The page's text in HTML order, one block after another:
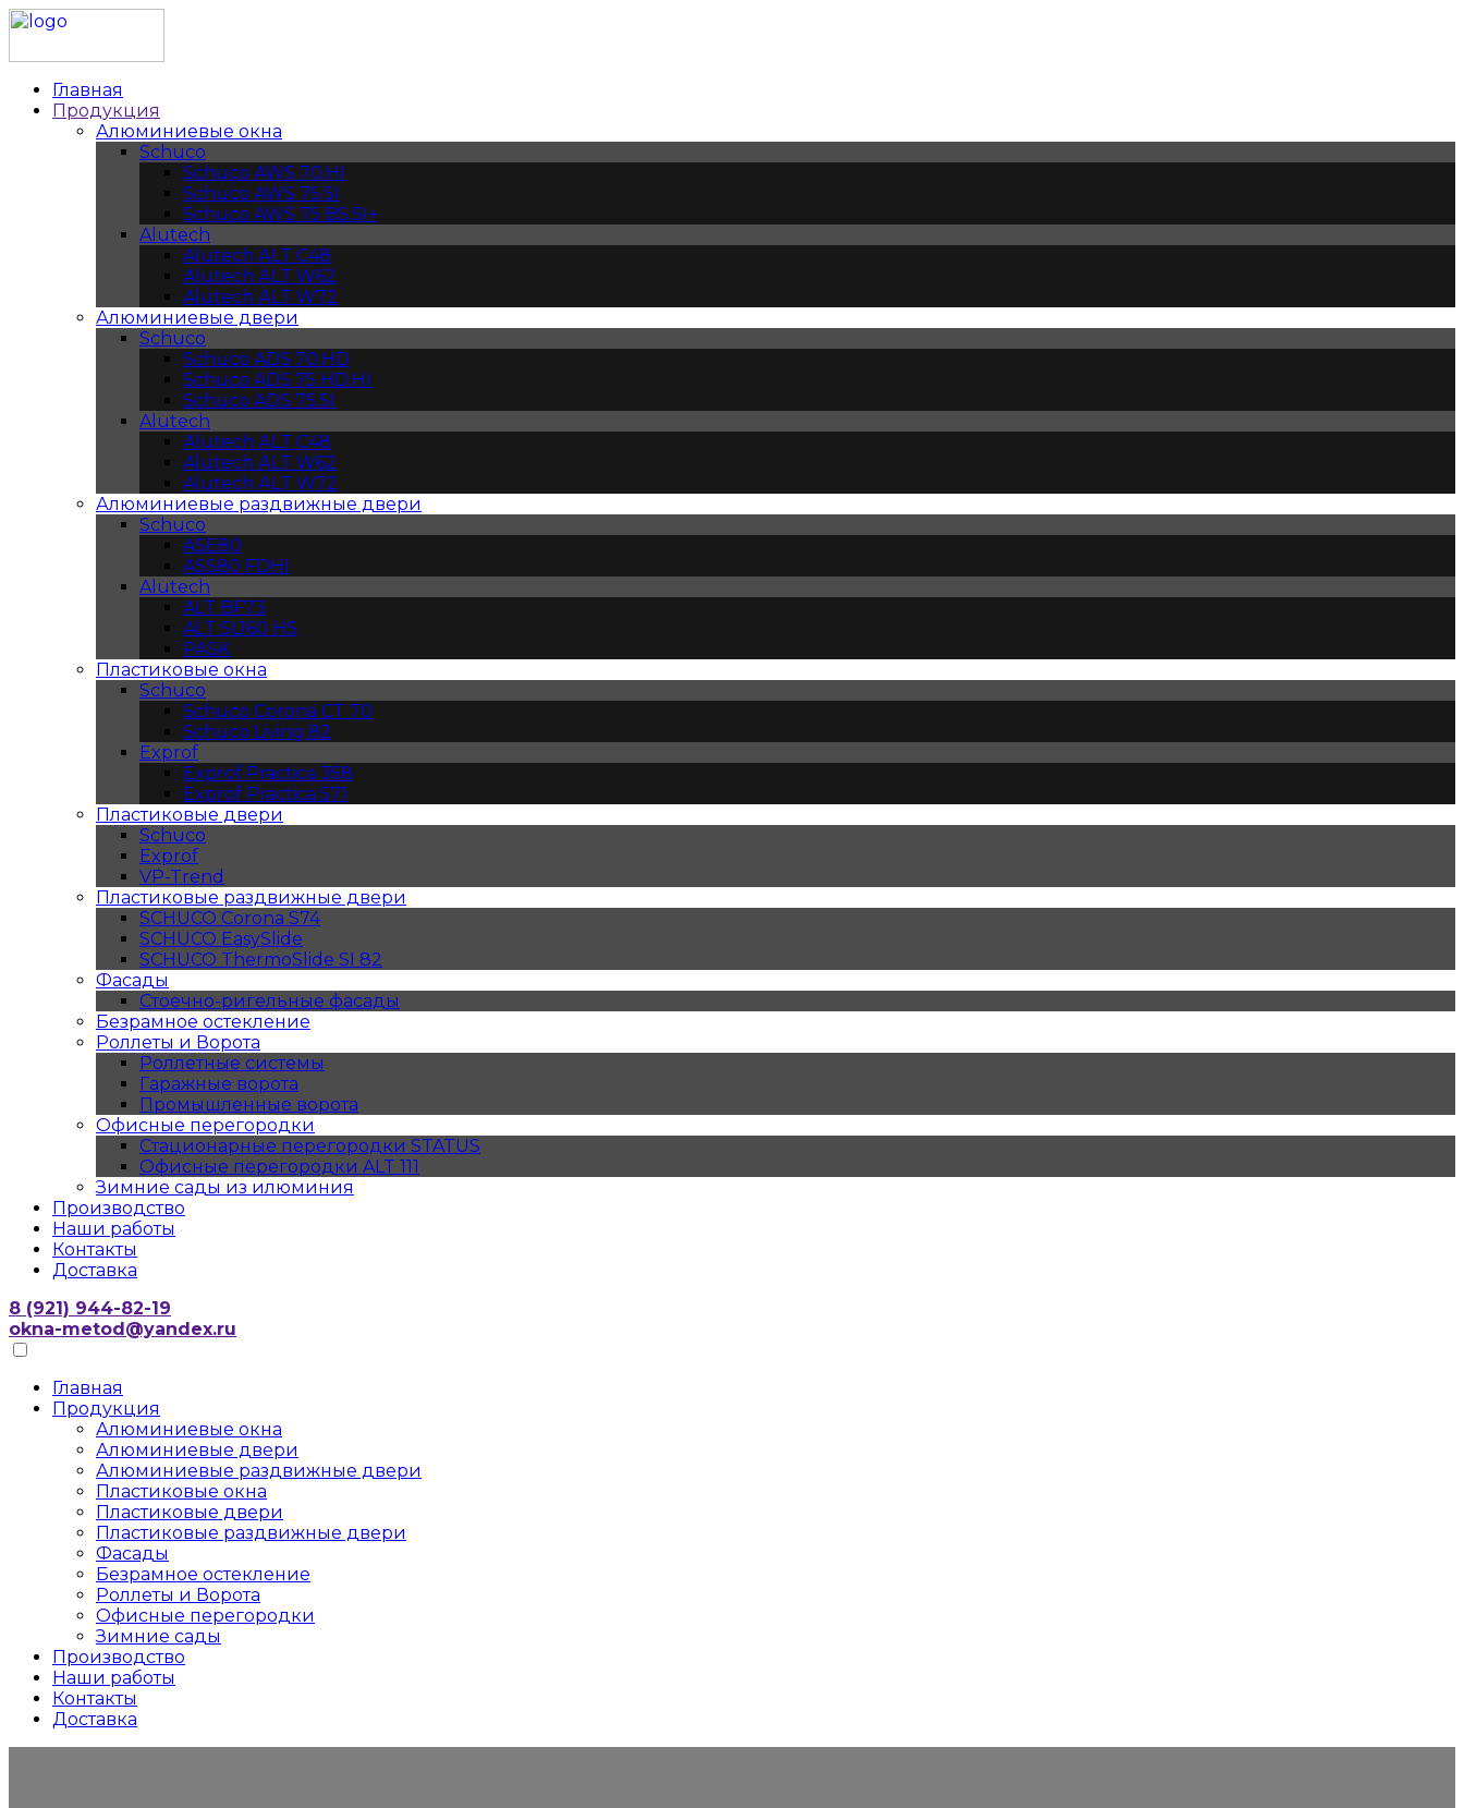
Главная
Продукция
Алюминиевые окна
Schuco
Schuco AWS 70.HI
Schuco AWS 75.SI
Schuco AWS 75 BS.SI+
Alutech
Alutech АLT C48
Alutech АLT W62
Alutech АLT W72
Алюминиевые двери
Schuco
Schuco ADS 70.HD
Schuco ADS 75 HD.HI
Schuco ADS 75.SI
Alutech
Alutech АLT C48
Alutech АLT W62
Alutech АLT W72
Алюминиевые раздвижные двери
Schuco
ASE80
ASS80 FDHI
Alutech
ALT BF73
ALT SL160 HS
PASK
Пластиковые окна
Schuco
Schuco Corona CT 70
Schuco Living 82
Exprof
Exprof Practica 358
Exprof Practica 571
Пластиковые двери
Schuco
Exprof
VP-Trend
Пластиковые раздвижные двери
SCHUCO Corona S74
SCHUCO EasySlide
SCHUCO ThermoSlide SI 82
Фасады
Стоечно-ригельные фасады
Безрамное остекление
Роллеты и Ворота
Роллетные системы
Гаражные ворота
Промышленные ворота
Офисные перегородки
Стационарные перегородки STATUS
Офисные перегородки ALT 111
Зимние сады из илюминия
Производство
Наши работы
Контакты
Доставка
8 (921) 944-82-19
okna-metod@yandex.ru
Главная
Продукция
Алюминиевые окна
Алюминиевые двери
Алюминиевые раздвижные двери
Пластиковые окна
Пластиковые двери
Пластиковые раздвижные двери
Фасады
Безрамное остекление
Роллеты и Ворота
Офисные перегородки
Зимние сады
Производство
Наши работы
Контакты
Доставка